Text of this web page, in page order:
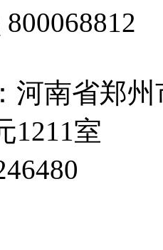
河南省郑
1211室